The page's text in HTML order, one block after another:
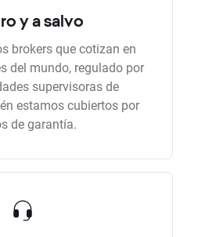
y a salvo
brokers que cotizan en
del mundo, regulado por
supervisoras de
estamos cubiertos por
de garantía.